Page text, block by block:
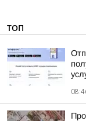
ТОП